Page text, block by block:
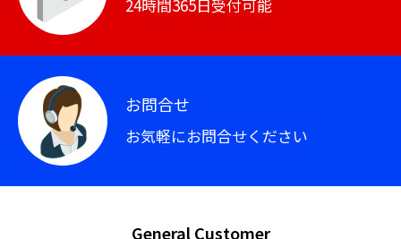
24時間365日受付可能
お問合せ
お気軽にお問合せください
General Customer